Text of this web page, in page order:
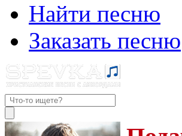
Найти песню
Заказать песню